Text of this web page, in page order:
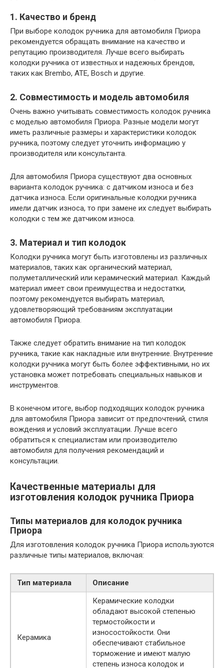
1. Качество и бренд
При выборе колодок ручника для автомобиля Приора
рекомендуется обращать внимание на качество и
репутацию производителя. Лучше всего выбирать
колодки ручника от известных и надежных брендов,
таких как Brembo, ATE, Bosch и другие.
2. Совместимость и модель автомобиля
Очень важно учитывать совместимость колодок ручника
с моделью автомобиля Приора. Разные модели могут
иметь различные размеры и характеристики колодок
ручника, поэтому следует уточнить информацию у
производителя или консультанта.
Для автомобиля Приора существуют два основных
варианта колодок ручника: с датчиком износа и без
датчика износа. Если оригинальные колодки ручника
имели датчик износа, то при замене их следует выбирать
колодки с тем же датчиком износа.
3. Материал и тип колодок
Колодки ручника могут быть изготовлены из различных
материалов, таких как органический материал,
полуметаллический или керамический материал. Каждый
материал имеет свои преимущества и недостатки,
поэтому рекомендуется выбирать материал,
удовлетворяющий требованиям эксплуатации
автомобиля Приора.
Также следует обратить внимание на тип колодок
ручника, такие как накладные или внутренние. Внутренние
колодки ручника могут быть более эффективными, но их
установка может потребовать специальных навыков и
инструментов.
В конечном итоге, выбор подходящих колодок ручника
для автомобиля Приора зависит от предпочтений, стиля
вождения и условий эксплуатации. Лучше всего
обратиться к специалистам или производителю
автомобиля для получения рекомендаций и
консультации.
Качественные материалы для
изготовления колодок ручника Приора
Типы материалов для колодок ручника
Приора
Для изготовления колодок ручника Приора используются
различные типы материалов, включая:
Тип материала Описание
Керамика
Керамические колодки
обладают высокой степенью
термостойкости и
износостойкости. Они
обеспечивают стабильное
торможение и имеют малую
степень износа колодок и